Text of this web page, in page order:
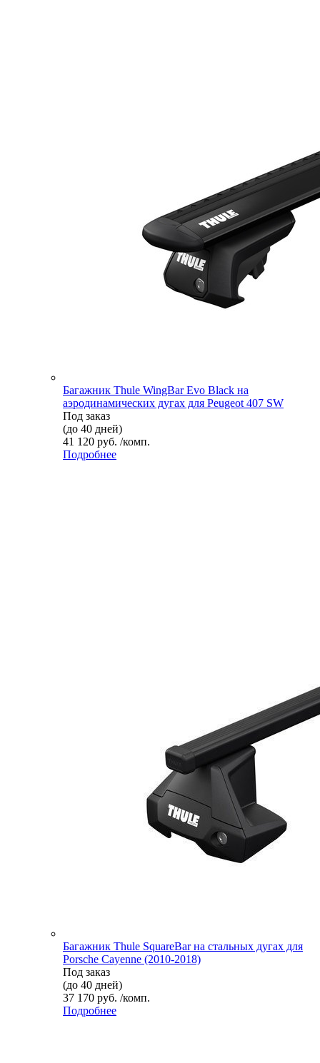
Багажник Thule WingBar Evo Black на
аэродинамических дугах для Peugeot 407 SW
Под заказ
(до 40 дней)
41 120 руб. /комп.
Подробнее
Багажник Thule SquareBar на стальных дугах для
Porsche Cayenne (2010-2018)
Под заказ
(до 40 дней)
37 170 руб. /комп.
Подробнее